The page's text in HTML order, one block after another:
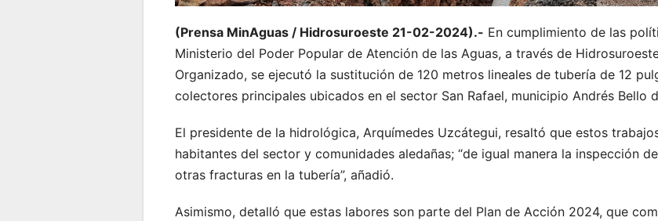
(Prensa MinAguas / Hidrosuroeste 21-02-2024).- En cumplimiento de las
Ministerio del Poder Popular de Atención de las Aguas, a través de
Organizado, se ejecutó la sustitución de 120 metros lineales de tubería de 12
colectores principales ubicados en el sector San Rafael, municipio Andrés Bello
El presidente de la hidrológica, Arquímedes Uzcátegui, resaltó que estos
habitantes del sector y comunidades aledañas; “de igual manera la inspección
otras fracturas en la tubería”, añadió.
Asimismo, detalló que estas labores son parte del Plan de Acción 2024, que